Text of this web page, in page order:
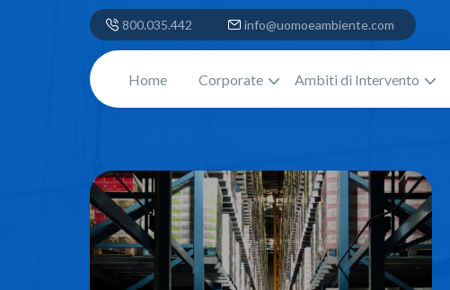
800.035.442 info@uomoeambiente.com
Home Corporate Ambiti di Intervento